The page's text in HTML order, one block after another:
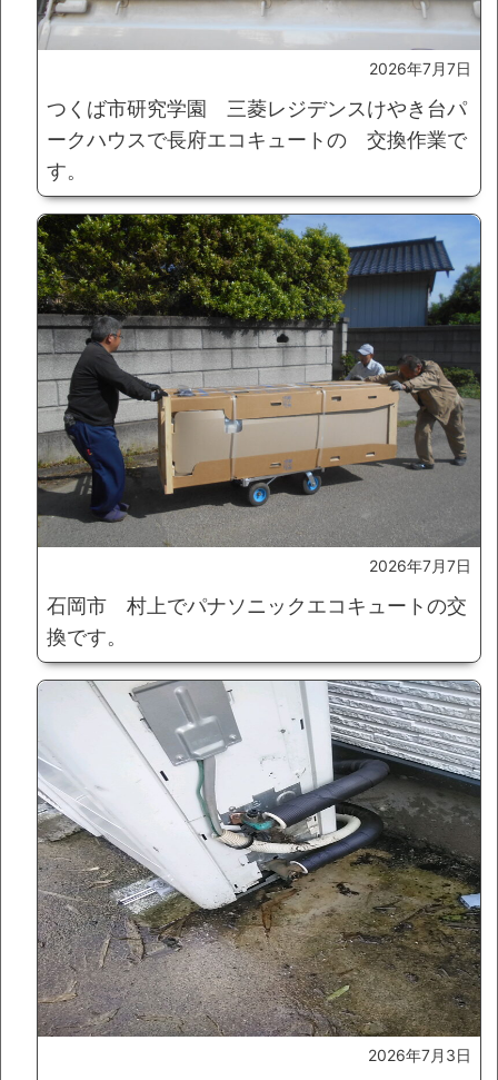
2026年7月7日
つくば市研究学園 三菱レジデンスけやき台パ
ークハウスで長府エコキュートの 交換作業で
す。
2026年7月7日
石岡市 村上でパナソニックエコキュートの交
換です。
2026年7月3日